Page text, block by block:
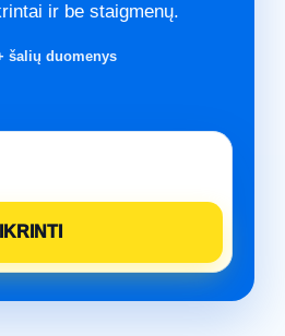
ir be staigmenų.
šalių duomenys